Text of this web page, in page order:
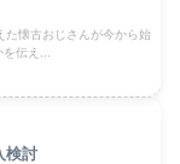
た懐古おじさんが今から始
伝え...
検討